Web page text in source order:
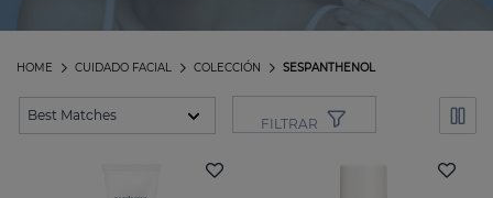
SESPANTHENOL
COLECCIÓN
CUIDADO FACIAL
HOME
FILTRAR